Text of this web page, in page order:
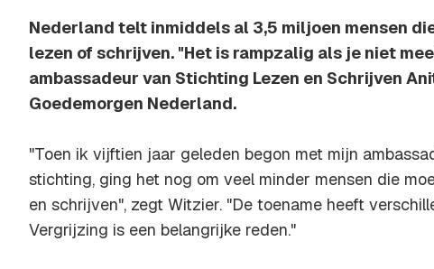
Nederland telt inmiddels al 3,5 miljoen mensen
lezen of schrijven. "Het is rampzalig als je niet
ambassadeur van Stichting Lezen en Schrijven
Goedemorgen Nederland.
"Toen ik vijftien jaar geleden begon met mijn
stichting, ging het nog om veel minder mensen die
en schrijven", zegt Witzier. "De toename heeft
Vergrijzing is een belangrijke reden."